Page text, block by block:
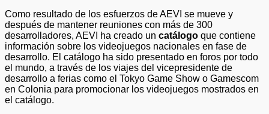
Como resultado de los esfuerzos de AEVI se mueve y
después de mantener reuniones con más de 300
desarrolladores, AEVI ha creado un catálogo que contiene
información sobre los videojuegos nacionales en fase de
desarrollo. El catálogo ha sido presentado en foros por todo
el mundo, a través de los viajes del vicepresidente de
desarrollo a ferias como el Tokyo Game Show o Gamescom
en Colonia para promocionar los videojuegos mostrados en
el catálogo.